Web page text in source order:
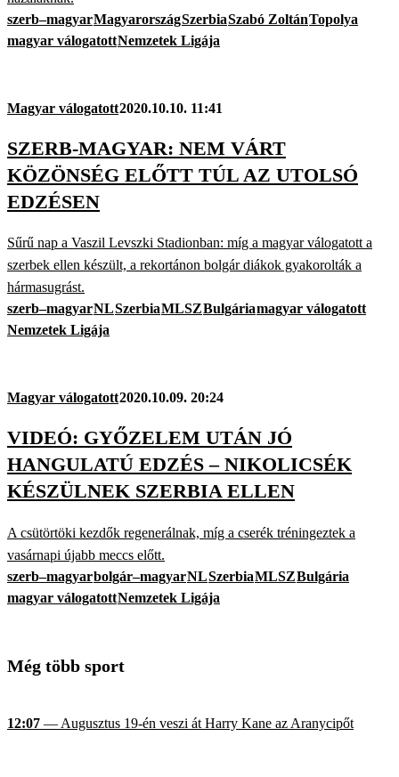
szerb–magyarMagyarországSzerbiaSzabó ZoltánTopolya
magyar válogatottNemzetek Ligája
Magyar válogatott2020.10.10. 11:41
SZERB-MAGYAR: NEM VÁRT
KÖZÖNSÉG ELŐTT TÚL AZ UTOLSÓ
EDZÉSEN
Sűrű nap a Vaszil Levszki Stadionban: míg a magyar válogatott a
szerbek ellen készült, a rekortánon bolgár diákok gyakorolták a
hármasugrást.
szerb–magyarNLSzerbiaMLSZBulgáriamagyar válogatott
Nemzetek Ligája
Magyar válogatott2020.10.09. 20:24
VIDEÓ: GYŐZELEM UTÁN JÓ
HANGULATÚ EDZÉS – NIKOLICSÉK
KÉSZÜLNEK SZERBIA ELLEN
A csütörtöki kezdők regenerálnak, míg a cserék tréningeztek a
vasárnapi újabb meccs előtt.
szerb–magyarbolgár–magyarNLSzerbiaMLSZBulgária
magyar válogatottNemzetek Ligája
Még több sport
12:07 — Augusztus 19-én veszi át Harry Kane az Aranycipőt